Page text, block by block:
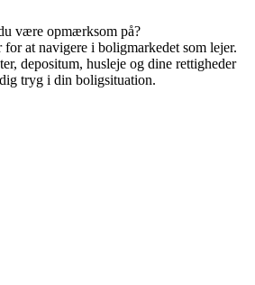
være opmærksom på?
at navigere i boligmarkedet som lejer.
depositum, husleje og dine rettigheder
tryg i din boligsituation.